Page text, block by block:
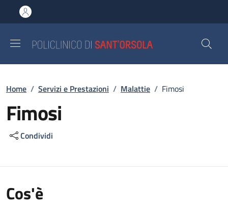
al contenuto principale
to footer content
Briciole di pane
Home / Servizi e Prestazioni / Malattie / Fimosi
Fimosi
Condividi
Cos'è